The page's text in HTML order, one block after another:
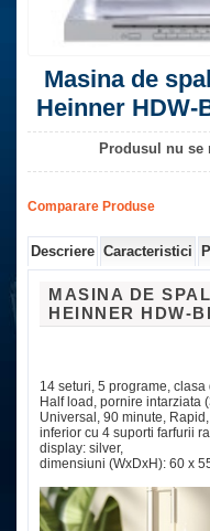
Masina de
Heinner HDW-
Produsul nu se
Comparare Produse
Descriere Caracteristici
MASINA DE
HEINNER HDW-
14 seturi, 5 programe,
Half load, pornire intarziata
Universal, 90 minute,
inferior cu 4 suporti farfurii
display: silver,
dimensiuni (WxDxH): 60 x